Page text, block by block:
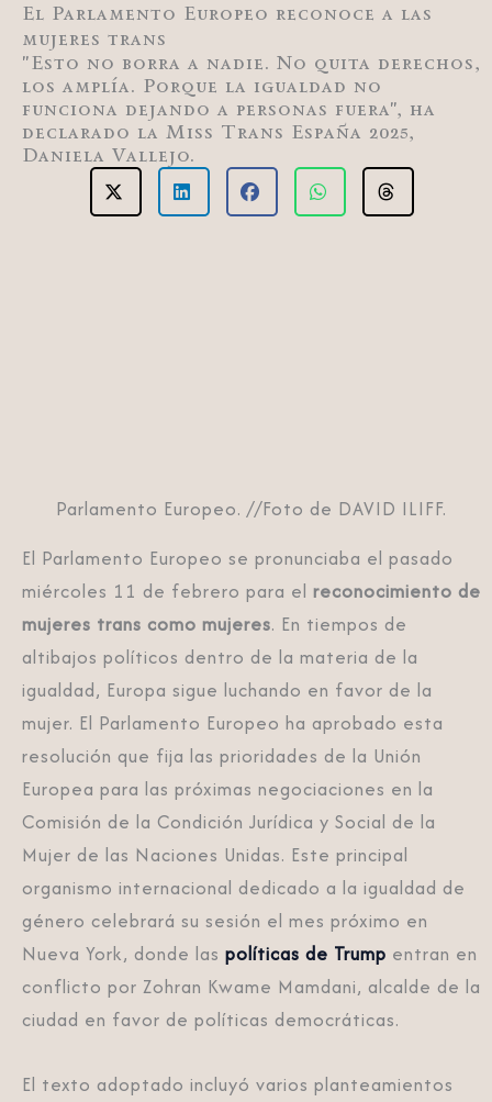
El Parlamento Europeo reconoce a las
mujeres trans
"Esto no borra a nadie. No quita derechos,
los amplía. Porque la igualdad no
funciona dejando a personas fuera", ha
declarado la Miss Trans España 2025,
Daniela Vallejo.
Parlamento Europeo. //Foto de DAVID ILIFF.
El Parlamento Europeo se pronunciaba el pasado
miércoles 11 de febrero para el reconocimiento de
mujeres trans como mujeres. En tiempos de
altibajos políticos dentro de la materia de la
igualdad, Europa sigue luchando en favor de la
mujer. El Parlamento Europeo ha aprobado esta
resolución que fija las prioridades de la Unión
Europea para las próximas negociaciones en la
Comisión de la Condición Jurídica y Social de la
Mujer de las Naciones Unidas. Este principal
organismo internacional dedicado a la igualdad de
género celebrará su sesión el mes próximo en
Nueva York, donde las políticas de Trump entran en
conflicto por Zohran Kwame Mamdani, alcalde de la
ciudad en favor de políticas democráticas.
El texto adoptado incluyó varios planteamientos